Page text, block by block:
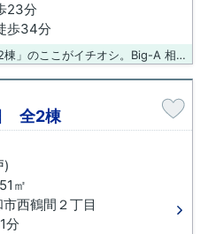
23分
歩34分
「新築 座間市相模が丘5丁目 全2棟」のここがイチオシ。Big-A 相模原相南店まで80mです。夢のマイホームは思い切って新築の戸建てはいかがでしょうか。お客様によって、物件へ求める条件というのは大きく異なります。当社スタッフであれば、ご希望条件に最も近い不動産物件をご紹介することが可能です。
全2棟
)
㎡
西鶴間２丁目
分